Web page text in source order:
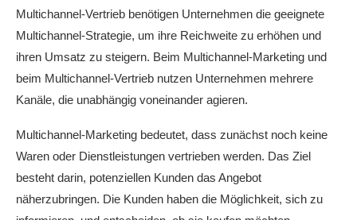
Multichannel-Vertrieb benötigen Unternehmen die geeignete
Multichannel-Strategie, um ihre Reichweite zu erhöhen und
ihren Umsatz zu steigern. Beim Multichannel-Marketing und
beim Multichannel-Vertrieb nutzen Unternehmen mehrere
Kanäle, die unabhängig voneinander agieren.
Multichannel-Marketing bedeutet, dass zunächst noch keine
Waren oder Dienstleistungen vertrieben werden. Das Ziel
besteht darin, potenziellen Kunden das Angebot
näherzubringen. Die Kunden haben die Möglichkeit, sich zu